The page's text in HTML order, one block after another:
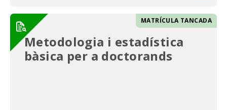
MATRÍCULA TANCADA
Metodologia i estadística
bàsica per a doctorands